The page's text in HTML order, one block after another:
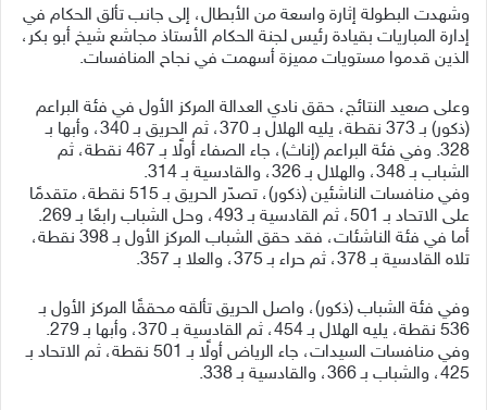
وشهدت البطولة إثارة واسعة من الأبطال، إلى جانب تألق الحكام في
إدارة المباريات بقيادة رئيس لجنة الحكام الأستاذ مجاشع شيخ أبو بكر،
الذين قدموا مستويات مميزة أسهمت في نجاح المنافسات.
وعلى صعيد النتائج، حقق نادي العدالة المركز الأول في فئة البراعم
(ذكور) بـ 373 نقطة، يليه الهلال بـ 370، ثم الحريق بـ 340، وأبها بـ
328. وفي فئة البراعم (إناث)، جاء الصفاء أولًا بـ 467 نقطة، ثم
الشباب بـ 348، والهلال بـ 326، والقادسية بـ 314.
وفي منافسات الناشئين (ذكور)، تصدّر الحريق بـ 515 نقطة، متقدمًا
على الاتحاد بـ 501، ثم القادسية بـ 493، وحل الشباب رابعًا بـ 269.
أما في فئة الناشئات، فقد حقق الشباب المركز الأول بـ 398 نقطة،
تلاه القادسية بـ 378، ثم حراء بـ 375، والعلا بـ 357.
وفي فئة الشباب (ذكور)، واصل الحريق تألقه محققًا المركز الأول بـ
536 نقطة، يليه الهلال بـ 454، ثم القادسية بـ 370، وأبها بـ 279.
وفي منافسات السيدات، جاء الرياض أولًا بـ 501 نقطة، ثم الاتحاد بـ
425، والشباب بـ 366، والقادسية بـ 338.